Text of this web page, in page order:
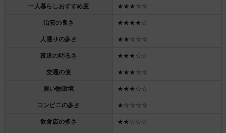
一人暮らしおすすめ度 ★★★☆☆
治安の良さ ★★★★☆
人通りの多さ ★★☆☆☆
夜道の明るさ ★★★☆☆
交通の便 ★★★☆☆
買い物環境 ★★★☆☆
コンビニの多さ ★☆☆☆☆
飲食店の多さ ★★☆☆☆